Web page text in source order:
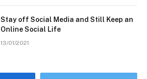
Stay off Social Media and Still Keep an
Online Social Life
13/01/2021